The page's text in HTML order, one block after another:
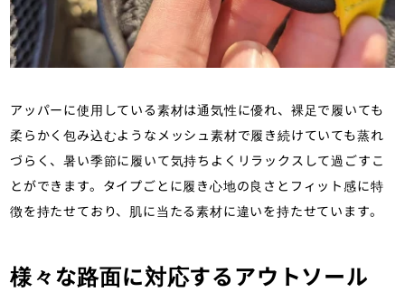
アッパーに使用している素材は通気性に優れ、裸足で履いても
柔らかく包み込むようなメッシュ素材で履き続けていても蒸れ
づらく、暑い季節に履いて気持ちよくリラックスして過ごすこ
とができます。タイプごとに履き心地の良さとフィット感に特
徴を持たせており、肌に当たる素材に違いを持たせています。
様々な路面に対応するアウトソール